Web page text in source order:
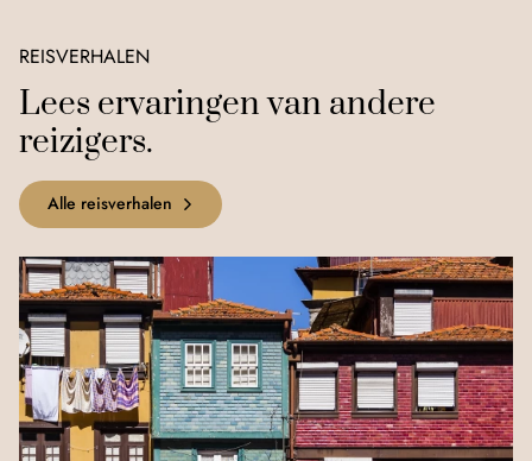
REISVERHALEN
Lees ervaringen van andere
reizigers.
Alle reisverhalen